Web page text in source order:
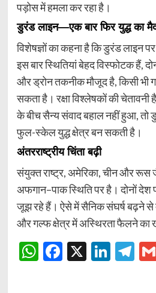
पड़ोस में हमला कर रहा है।
डुरंड लाइन—एक बार फिर युद्ध का
विशेषज्ञों का कहना है कि डुरंड लाइन
इस बार स्थितियां बेहद विस्फोटक हैं,
और ड्रोन तकनीक मौजूद है, किसी भी
सकता है। रक्षा विश्लेषकों की चेतावनी
के बीच सैन्य संवाद बहाल नहीं हुआ, तो
फुल-स्केल युद्ध क्षेत्र बन सकती है।
अंतरराष्ट्रीय चिंता बढ़ी
संयुक्त राष्ट्र, अमेरिका, चीन और
अफगान–पाक स्थिति पर है। दोनों
जूझ रहे हैं। ऐसे में सैनिक संघर्ष बढ़ने से
और गल्फ क्षेत्र में अस्थिरता फैलने का
WhatsApp
Facebook
X